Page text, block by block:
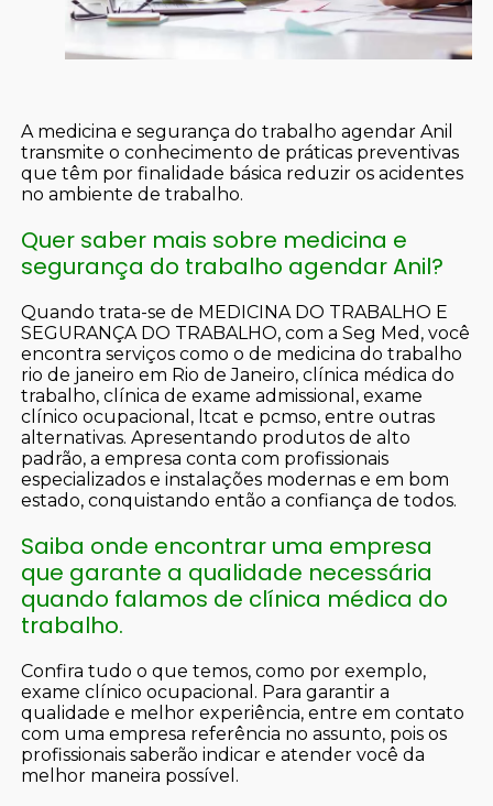
A medicina e segurança do trabalho agendar Anil
transmite o conhecimento de práticas preventivas
que têm por finalidade básica reduzir os acidentes
no ambiente de trabalho.
Quer saber mais sobre medicina e
segurança do trabalho agendar Anil?
Quando trata-se de MEDICINA DO TRABALHO E
SEGURANÇA DO TRABALHO, com a Seg Med, você
encontra serviços como o de medicina do trabalho
rio de janeiro em Rio de Janeiro, clínica médica do
trabalho, clínica de exame admissional, exame
clínico ocupacional, ltcat e pcmso, entre outras
alternativas. Apresentando produtos de alto
padrão, a empresa conta com profissionais
especializados e instalações modernas e em bom
estado, conquistando então a confiança de todos.
Saiba onde encontrar uma empresa
que garante a qualidade necessária
quando falamos de clínica médica do
trabalho.
Confira tudo o que temos, como por exemplo,
exame clínico ocupacional. Para garantir a
qualidade e melhor experiência, entre em contato
com uma empresa referência no assunto, pois os
profissionais saberão indicar e atender você da
melhor maneira possível.